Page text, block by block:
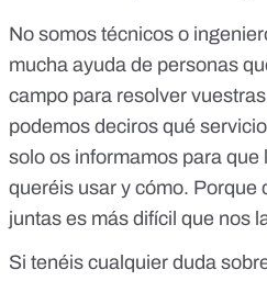
No somos técnicos o
mucha ayuda de personas
campo para resolver
podemos deciros qué
solo os informamos para que
queréis usar y cómo. Porque
juntas es más difícil que nos
Si tenéis cualquier duda